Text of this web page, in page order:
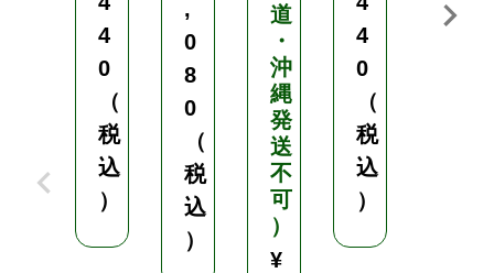
4
0
（
税
込
）
,
0
8
0
（
税
込
）
道
・
沖
縄
発
送
不
可
）
¥
4
0
（
税
込
）
8